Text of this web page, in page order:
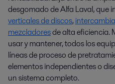
desgomado de Alfa Laval, que
verticales de discos,
mezcladoresde alta eficiencia.
usar y mantener, todos los
líneas de proceso de
elementos independientes o
un sistema completo.